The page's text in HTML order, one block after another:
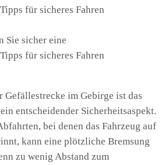
Sie sicher eine
für sicheres Fahren
Gefällestrecke im Gebirge ist das
ein entscheidender Sicherheitsaspekt.
bei denen das Fahrzeug auf
kann eine plötzliche Bremsung
zu wenig Abstand zum